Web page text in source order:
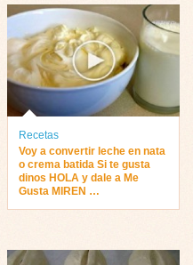
Recetas
Voy a convertir leche en nata
o crema batida Si te gusta
dinos HOLA y dale a Me
Gusta MIREN …